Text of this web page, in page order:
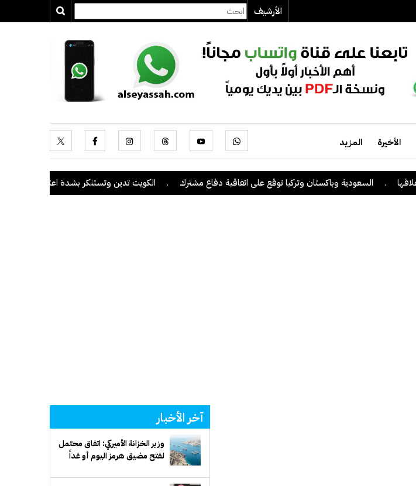
الأرشيف
الأخيرة المزيد
. السعودية وباكستان وتركيا توقع على اتفاقية دفاع مشترك . الكويت تدين وتستنكر بشدة اعتداءات ميليشيا
آخر الأخبار
وزير الخزانة الأميركي: اتفاق محتمل
لفتح مضيق هرمز اليوم أو غداً